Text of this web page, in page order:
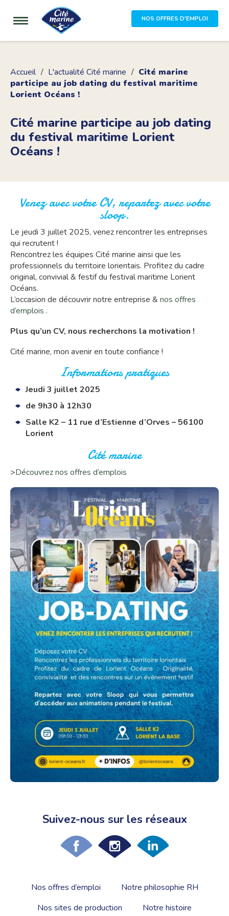
NOS OFFRES D'EMPLOI
Accueil L'actualité Cité marine
Cité marine
participe au job dating du festival maritime
Lorient Océans !
Cité marine participe au job dating
du festival maritime Lorient
Océans !
Venez avec votre CV, repartez avec votre
sloop.
Le jeudi 3 juillet 2025, venez rencontrer les entreprises
qui recrutent !
Rencontrez les équipes Cité marine ainsi que les
professionnels du territoire lorientais. Profitez du cadre
original, convivial & festif du festival maritime Lorient
Océans.
L’occasion de découvrir notre entreprise & nos offres
d’emplois .
Plus qu’un CV, nous recherchons la motivation !
Cité marine, mon avenir en toute confiance !
Informations pratiques
Jeudi 3 juillet 2025
de 9h30 à 12h30
Salle K2 – 11 rue d’Estienne d’Orves – 56100
Lorient
Cité marine
>Découvrez nos offres d’emplois
Suivez-nous sur les réseaux
Nos offres d’emploi
Notre philosophie RH
Nos sites de production
Notre histoire